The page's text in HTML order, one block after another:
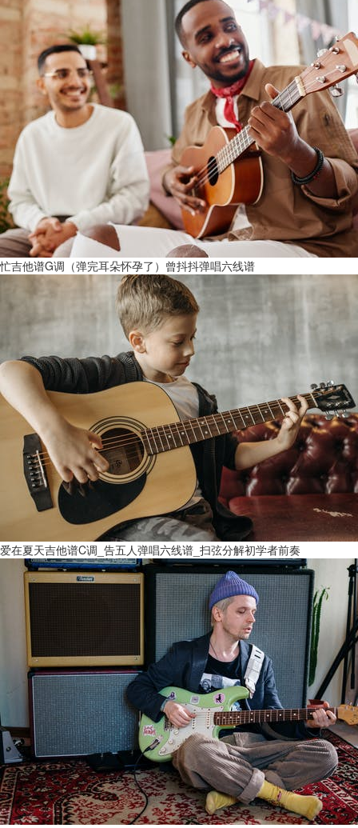
忙吉他谱G调（弹完耳朵怀孕了）曾抖抖弹唱六线谱
爱在夏天吉他谱C调_告五人弹唱六线谱_扫弦分解初学者前奏